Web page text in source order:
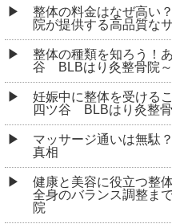
整体の料金はなぜ高い
院が提供する高品質な
整体の種類を知ろう！
谷 BLBはり灸整骨院～
妊娠中に整体を受ける
四ツ谷 BLBはり灸整
マッサージ通いは無駄
真相
健康と美容に役立つ整
全身のバランス調整
院